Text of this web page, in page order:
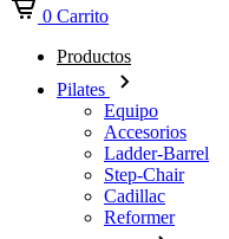
0 Carrito
Productos
Pilates
Equipo
Accesorios
Ladder-Barrel
Step-Chair
Cadillac
Reformer